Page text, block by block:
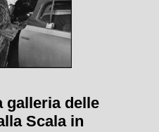
galleria delle
Scala in